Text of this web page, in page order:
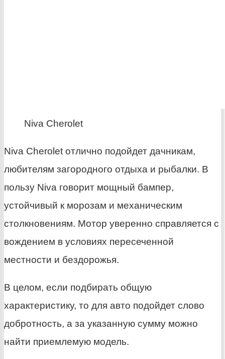
Niva Cherolet
Niva Cherolet отлично подойдет дачникам,
любителям загородного отдыха и рыбалки. В
пользу Niva говорит мощный бампер,
устойчивый к морозам и механическим
столкновениям. Мотор уверенно справляется с
вождением в условиях пересеченной
местности и бездорожья.
В целом, если подбирать общую
характеристику, то для авто подойдет слово
добротность, а за указанную сумму можно
найти приемлемую модель.